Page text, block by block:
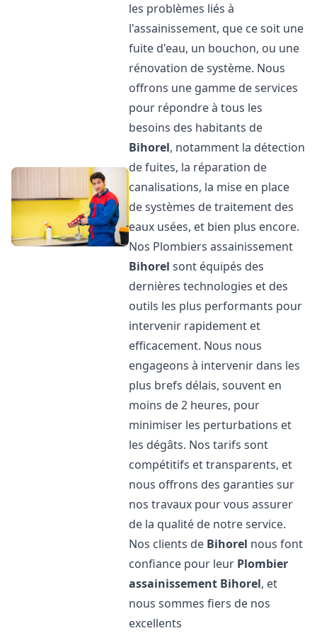
les problèmes liés à
l'assainissement, que ce soit une
fuite d'eau, un bouchon, ou une
rénovation de système. Nous
offrons une gamme de services
pour répondre à tous les
besoins des habitants de
Bihorel, notamment la détection
de fuites, la réparation de
canalisations, la mise en place
de systèmes de traitement des
eaux usées, et bien plus encore.
Nos Plombiers assainissement
Bihorel sont équipés des
dernières technologies et des
outils les plus performants pour
intervenir rapidement et
efficacement. Nous nous
engageons à intervenir dans les
plus brefs délais, souvent en
moins de 2 heures, pour
minimiser les perturbations et
les dégâts. Nos tarifs sont
compétitifs et transparents, et
nous offrons des garanties sur
nos travaux pour vous assurer
de la qualité de notre service.
Nos clients de Bihorel nous font
confiance pour leur Plombier
assainissement Bihorel, et
nous sommes fiers de nos
excellents